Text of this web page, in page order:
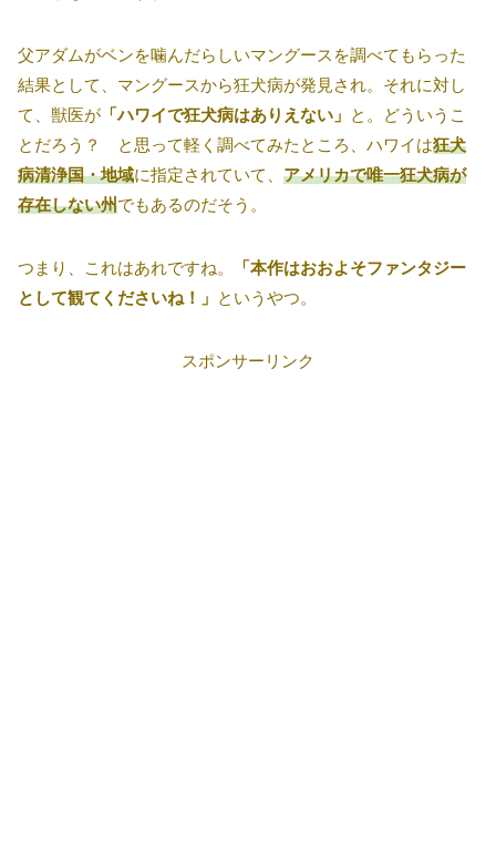
父アダムがベンを噛んだらしいマングースを調べてもらった
結果として、マングースから狂犬病が発見され。それに対し
て、獣医が 「ハワイで狂犬病はありえない」 と。どういうこ
とだろう？ と思って軽く調べてみたところ、ハワイは狂犬
病清浄国・地域に指定されていて、 アメリカで唯一狂犬病が
存在しない州でもあるのだそう。
つまり、これはあれですね。
「本作はおおよそファンタジー
として観てくださいね！」 というやつ。
スポンサーリンク